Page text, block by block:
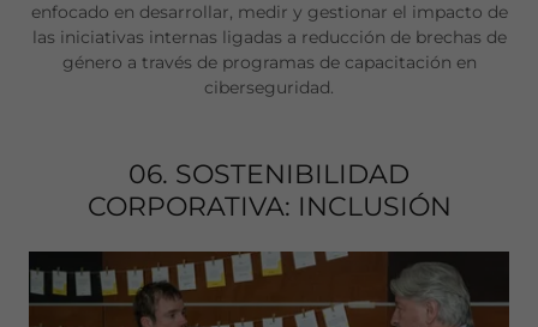
enfocado en desarrollar, medir y gestionar el impacto de
las iniciativas internas ligadas a reducción de brechas de
género a través de programas de capacitación en
ciberseguridad.
06. SOSTENIBILIDAD
CORPORATIVA: INCLUSIÓN